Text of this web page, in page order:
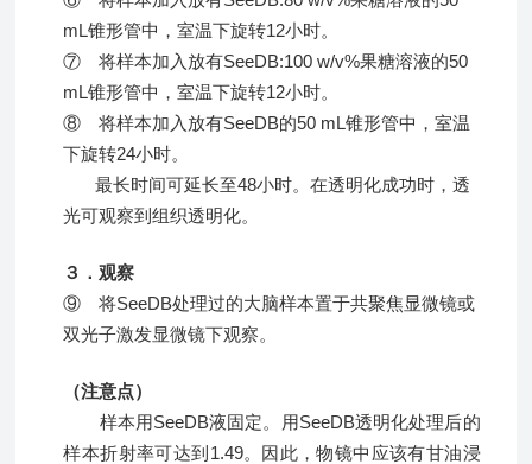
mL锥形管中，室温下旋转12小时。
⑦ 将样本加入放有SeeDB:100 w/v%果糖溶液的50
mL锥形管中，室温下旋转12小时。
⑧ 将样本加入放有SeeDB的50 mL锥形管中，室温
下旋转24小时。
最长时间可延长至48小时。在透明化成功时，透
光可观察到组织透明化。
３．观察
⑨ 将SeeDB处理过的大脑样本置于共聚焦显微镜或
双光子激发显微镜下观察。
（注意点）
样本用SeeDB液固定。用SeeDB透明化处理后的
样本折射率可达到1.49。因此，物镜中应该有甘油浸